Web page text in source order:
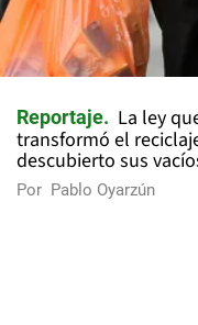
Reportaje
La ley
transformó el
descubierto sus
Por Pablo Oyarzún